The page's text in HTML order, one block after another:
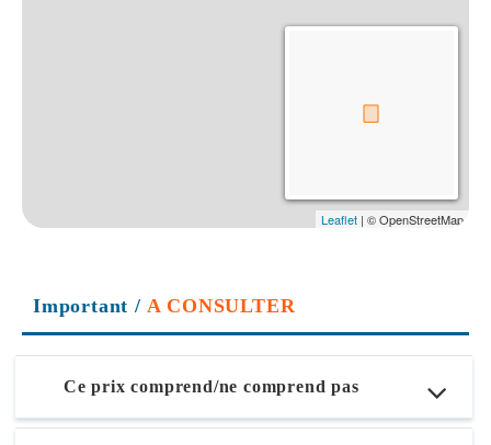
Important / A CONSULTER
Ce prix comprend/ne comprend pas